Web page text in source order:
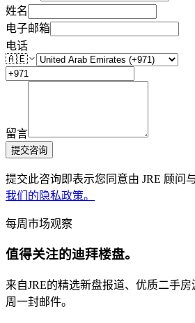
姓名
电子邮箱
电话
🇦🇪
留言
提交咨询
提交此咨询即表示您同意由 JRE 顾问
我们的隐私政策。
每周市场观察
值得关注的迪拜楼盘。
来自JRE的精选新盘报道、优质二手
周一封邮件。